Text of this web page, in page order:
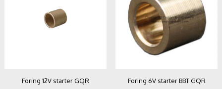
Foring 12V starter GQR Foring 6V starter BBT GQR